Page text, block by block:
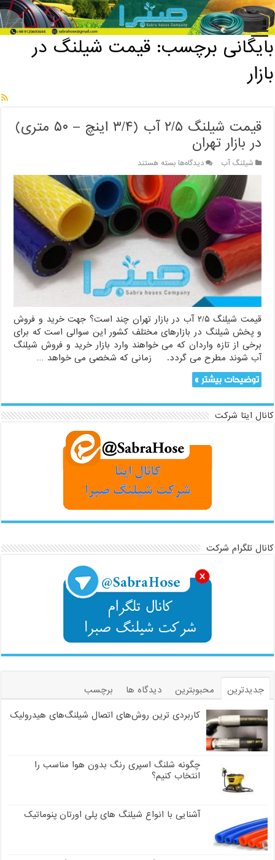
خانه / بایگانی برچسب: قیمت شیلنگ در بازار
بایگانی برچسب:قیمت شیلنگ در
بازار
قیمت شیلنگ ۲/۵ آب (۳/۴ اینچ – ۵۰ متری)
در بازار تهران
شیلنگ آب دیدگاه‌هابرای
قیمت
شیلنگ
۲/۵
آب
(۳/۴
اینچ
–
۵۰
متری)
در
بازار
تهران
بسته هستند
قیمت شیلنگ ۲/۵ آب در بازار تهران چند است؟ جهت خرید و فروش
و پخش شیلنگ در بازارهای مختلف کشور این سوالی است که برای
برخی از تازه واردان که می خواهند وارد بازار خرید و فروش شیلنگ
آب شوند مطرح می گردد. زمانی که شخصی می خواهد …
توضیحات بیشتر »
کانال ایتا شرکت
کانال تلگرام شرکت
جدیدترین محبوبترین دیدگاه ها
برچسب
کاربردی ترین روش‌های اتصال شیلنگ‌های هیدرولیک
چگونه شلنگ اسپری رنگ بدون هوا مناسب را
انتخاب کنیم؟
آشنایی با انواع شیلنگ های پلی اورتان پنوماتیک